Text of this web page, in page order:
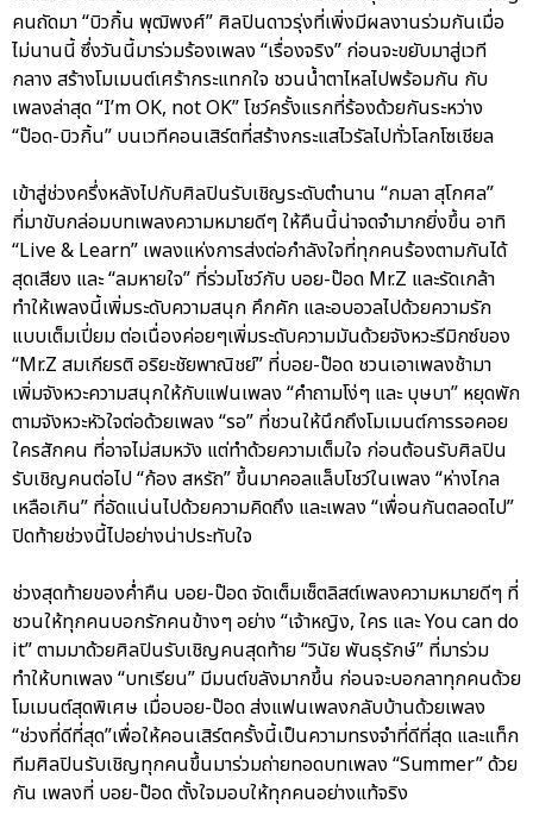
คนถัดมา “บิวกิ้น พุฒิพงศ์” ศิลปินดาวรุ่งที่เพิ่งมีผลงานร่วมกันเมื่อ
ไม่นานนี้ ซึ่งวันนี้มาร่วมร้องเพลง “เรื่องจริง” ก่อนจะขยับมาสู่เวที
กลาง สร้างโมเมนต์เศร้ากระแทกใจ ชวนน้ำตาไหลไปพร้อมกัน กับ
เพลงล่าสุด “I’m OK, not OK” โชว์ครั้งแรกที่ร้องด้วยกันระหว่าง
“ป๊อด-บิวกิ้น” บนเวทีคอนเสิร์ตที่สร้างกระแสไวรัลไปทั่วโลกโซเชียล
เข้าสู่ช่วงครึ่งหลังไปกับศิลปินรับเชิญระดับตำนาน “กมลา สุโกศล”
ที่มาขับกล่อมบทเพลงความหมายดีๆ ให้คืนนี้น่าจดจำมากยิ่งขึ้น อาทิ
“Live & Learn” เพลงแห่งการส่งต่อกำลังใจที่ทุกคนร้องตามกันได้
สุดเสียง และ “ลมหายใจ” ที่ร่วมโชว์กับ บอย-ป๊อด Mr.Z และรัดเกล้า
ทำให้เพลงนี้เพิ่มระดับความสนุก คึกคัก และอบอวลไปด้วยความรัก
แบบเต็มเปี่ยม ต่อเนื่องค่อยๆเพิ่มระดับความมันด้วยจังหวะรีมิกซ์ของ
“Mr.Z สมเกียรติ อริยะชัยพาณิชย์” ที่บอย-ป๊อด ชวนเอาเพลงช้ามา
เพิ่มจังหวะความสนุกให้กับแฟนเพลง “คำถามโง่ๆ และ บุษบา” หยุดพัก
ตามจังหวะหัวใจต่อด้วยเพลง “รอ” ที่ชวนให้นึกถึงโมเมนต์การรอคอย
ใครสักคน ที่อาจไม่สมหวัง แต่ทำด้วยความเต็มใจ ก่อนต้อนรับศิลปิน
รับเชิญคนต่อไป “ก้อง สหรัถ” ขึ้นมาคอลแล็บโชว์ในเพลง “ห่างไกล
เหลือเกิน” ที่อัดแน่นไปด้วยความคิดถึง และเพลง “เพื่อนกันตลอดไป”
ปิดท้ายช่วงนี้ไปอย่างน่าประทับใจ
ช่วงสุดท้ายของค่ำคืน บอย-ป๊อด จัดเต็มเซ็ตลิสต์เพลงความหมายดีๆ ที่
ชวนให้ทุกคนบอกรักคนข้างๆ อย่าง “เจ้าหญิง, ใคร และ You can do
it” ตามมาด้วยศิลปินรับเชิญคนสุดท้าย “วินัย พันธุรักษ์” ที่มาร่วม
ทำให้บทเพลง “บทเรียน” มีมนต์ขลังมากขึ้น ก่อนจะบอกลาทุกคนด้วย
โมเมนต์สุดพิเศษ เมื่อบอย-ป๊อด ส่งแฟนเพลงกลับบ้านด้วยเพลง
“ช่วงที่ดีที่สุด”เพื่อให้คอนเสิร์ตครั้งนี้เป็นความทรงจำที่ดีที่สุด และแท็ก
ทีมศิลปินรับเชิญทุกคนขึ้นมาร่วมถ่ายทอดบทเพลง “Summer” ด้วย
กัน เพลงที่ บอย-ป๊อด ตั้งใจมอบให้ทุกคนอย่างแท้จริง